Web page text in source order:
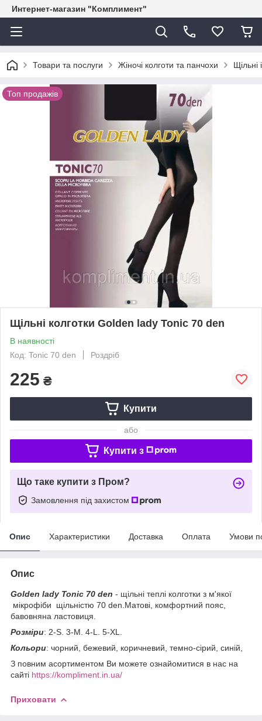
Интернет-магазин "Комплимент"
Товари та послуги Жіночі колготи та панчохи Щільні
Топ продажів
Щільні колготки Golden lady Tonic 70 den
В наявності
Код: Tonic 70 den
Роздріб
225 ₴
Купити
або
Купити з
Що таке купити з Пром?
Замовлення під захистом
Опис Характеристики Доставка Оплата Умови
Опис
Golden lady Tonic 70 den - щільні теплі колготки з м'якої
мікрофіби щільністю 70 den.Матові, комфортний пояс,
бавовняна ластовиця.
Розміри: 2-S. 3-M. 4-L. 5-XL.
Кольори: чорний, бежевий, коричневий, темно-сірий, синій,
З повним асортиментом Ви можете ознайомитися в нас на
сайті https://kompliment.in.ua/
Приховати